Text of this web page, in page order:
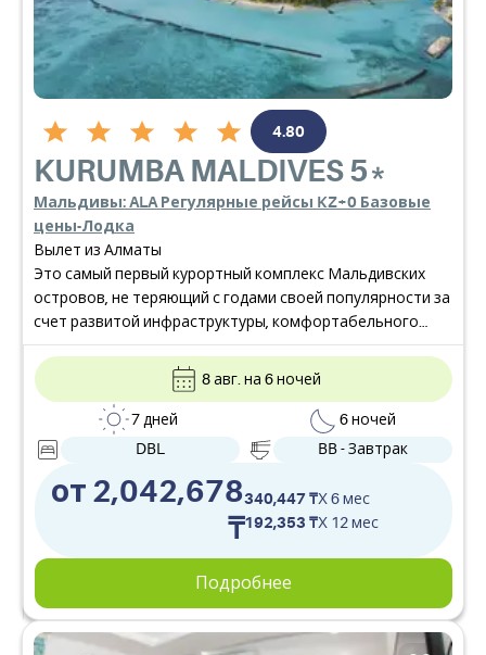
4.80
KURUMBA MALDIVES5*
Мальдивы: ALA Регулярные рейсы KZ+0 Базовые
цены-Лодка
Вылет из Алматы
Это самый первый курортный комплекс Мальдивских
островов, не теряющий с годами своей популярности за
счет развитой инфраструктуры, комфортабельного
размещения, отличного обслуживания и разнообразной
кухни. Расположен на острове Вихаманафуши в атолле
Северный Мале, всего в 10 минутах езды на скоростном
катере от международного аэропорта г. Мале.
Подходит для семейного отдыха и занятий снорклингом,
для корпоративных и деловых поездок.
от 2,042,678
₸
340,447 ₸X 6 мес
192,353 ₸X 12 мес
8 авг. на 6 ночей
7 дней
6 ночей
DBL
BB - Завтрак
Подробнее